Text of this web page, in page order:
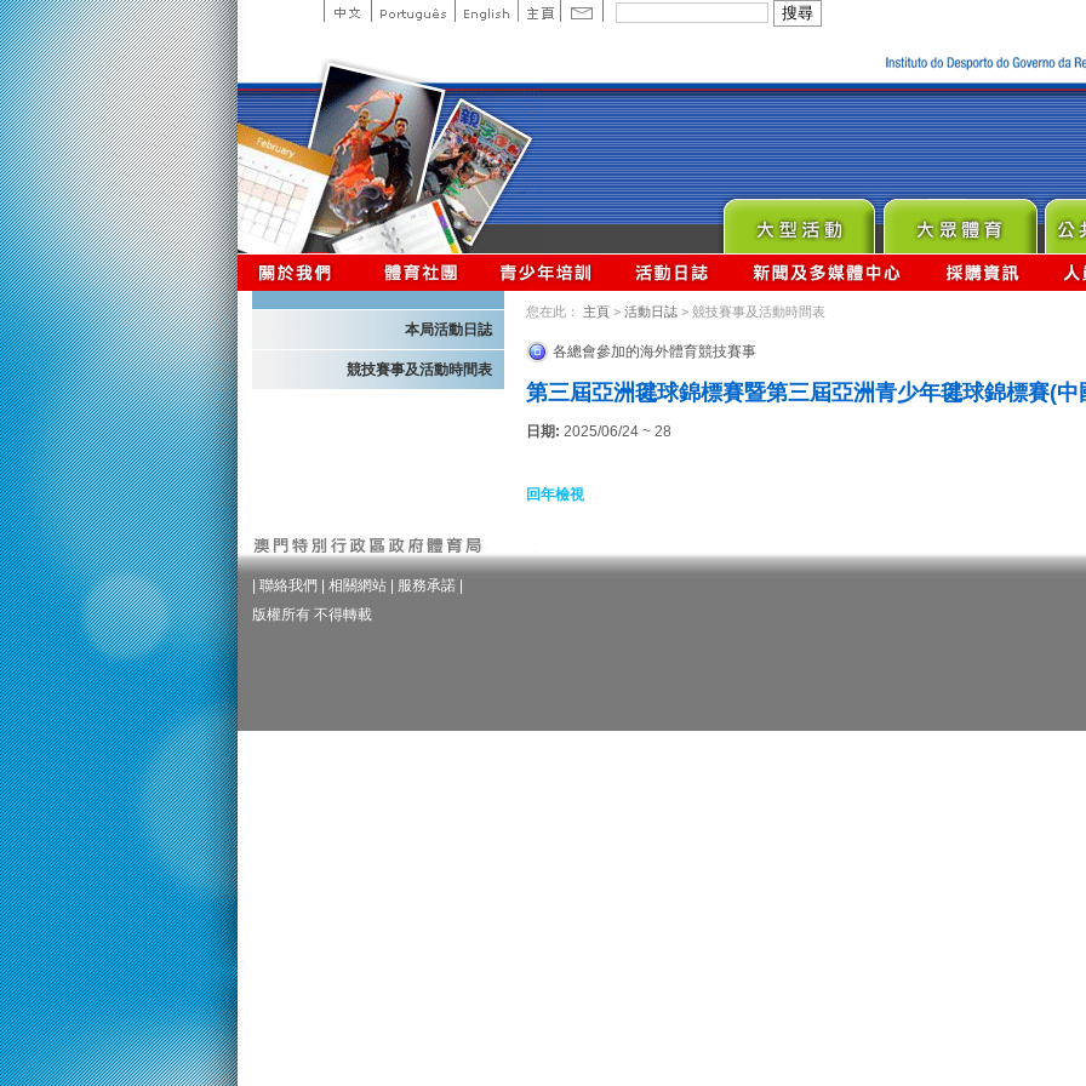
本局活動日誌
競技賽事及活動時間表
您在此： 主頁 > 活動日誌 > 競技賽事及活動時間表
各總會參加的海外體育競技賽事
第三屆亞洲毽球錦標賽暨第三屆亞洲青少年毽球錦標賽(中
日期: 2025/06/24 ~ 28
回年檢視
聯絡我們 相關網站 服務承諾
版權所有 不得轉載